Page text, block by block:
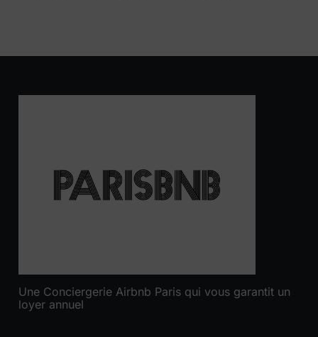
Une Conciergerie Airbnb Paris qui vous garantit un
loyer annuel